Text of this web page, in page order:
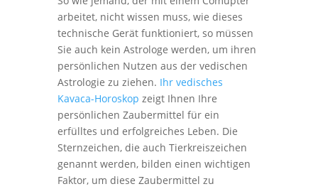
arbeitet, nicht wissen muss, wie dieses
technische Gerät funktioniert, so müssen
Sie auch kein Astrologe werden, um ihren
persönlichen Nutzen aus der vedischen
Astrologie zu ziehen. Ihr vedisches
Kavaca-Horoskop zeigt Ihnen Ihre
persönlichen Zaubermittel für ein
erfülltes und erfolgreiches Leben. Die
Sternzeichen, die auch Tierkreiszeichen
genannt werden, bilden einen wichtigen
Faktor, um diese Zaubermittel zu